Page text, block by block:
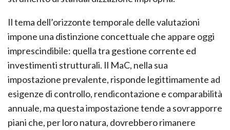
Il tema dell’orizzonte temporale delle valutazioni
impone una distinzione concettuale che appare oggi
imprescindibile: quella tra gestione corrente ed
investimenti strutturali. Il MaC, nella sua
impostazione prevalente, risponde legittimamente ad
esigenze di controllo, rendicontazione e comparabilità
annuale, ma questa impostazione tende a sovrapporre
piani che, per loro natura, dovrebbero rimanere